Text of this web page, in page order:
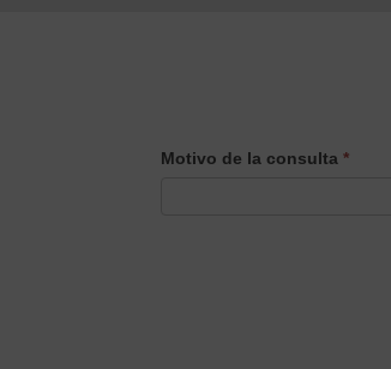
CONTACTO
Motivo de la consulta*